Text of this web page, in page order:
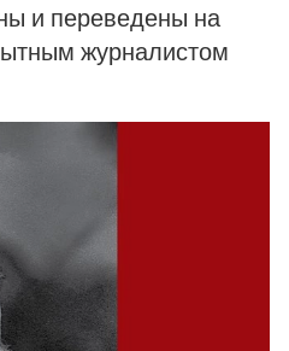
и переведены на
журналистом